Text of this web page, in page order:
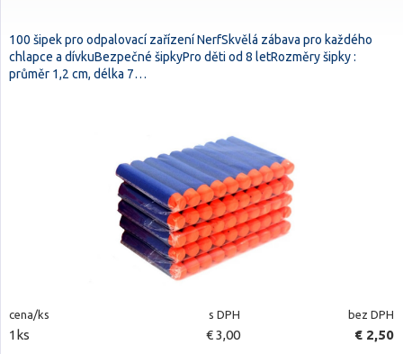
100 šipek pro odpalovací zařízení NerfSkvělá zábava pro každého
chlapce a dívkuBezpečné šipkyPro děti od 8 letRozměry šipky :
průměr 1,2 cm, délka 7…
cena/ks s DPH bez DPH
1ks € 3,00 € 2,50